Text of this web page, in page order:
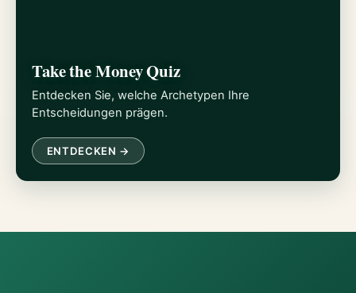
Take the Money Quiz
Entdecken Sie, welche Archetypen Ihre
Entscheidungen prägen.
ENTDECKEN →